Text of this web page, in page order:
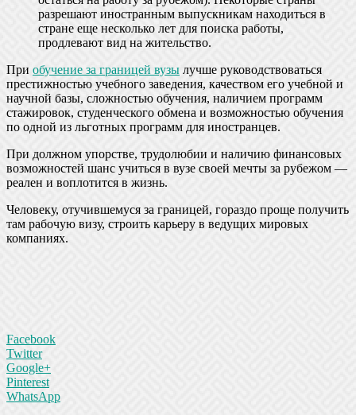
разрешают иностранным выпускникам находиться в
стране еще несколько лет для поиска работы,
продлевают вид на жительство.
При обучение за границей вузы лучше руководствоваться
престижностью учебного заведения, качеством его учебной и
научной базы, сложностью обучения, наличием программ
стажировок, студенческого обмена и возможностью обучения
по одной из льготных программ для иностранцев.
При должном упорстве, трудолюбии и наличию финансовых
возможностей шанс учиться в вузе своей мечты за рубежом —
реален и воплотится в жизнь.
Человеку, отучившемуся за границей, гораздо проще получить
там рабочую визу, строить карьеру в ведущих мировых
компаниях.
Facebook
Twitter
Google+
Pinterest
WhatsApp